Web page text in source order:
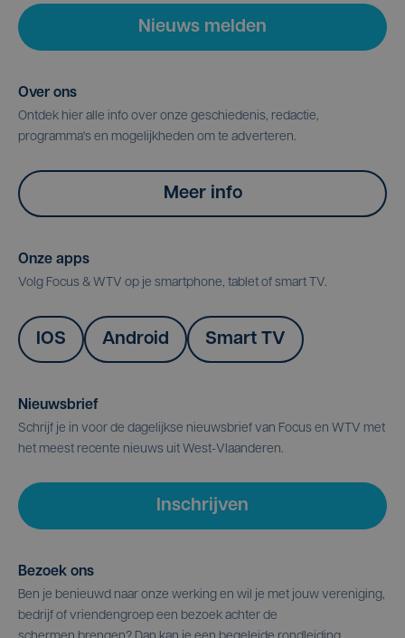
Nieuws melden
Over ons
Ontdek hier alle info over onze geschiedenis, redactie,
programma's en mogelijkheden om te adverteren.
Meer info
Onze apps
Volg Focus & WTV op je smartphone, tablet of smart TV.
IOS Android Smart TV
Nieuwsbrief
Schrijf je in voor de dagelijkse nieuwsbrief van Focus en WTV met
het meest recente nieuws uit West-Vlaanderen.
Inschrijven
Bezoek ons
Ben je benieuwd naar onze werking en wil je met jouw vereniging,
bedrijf of vriendengroep een bezoek achter de